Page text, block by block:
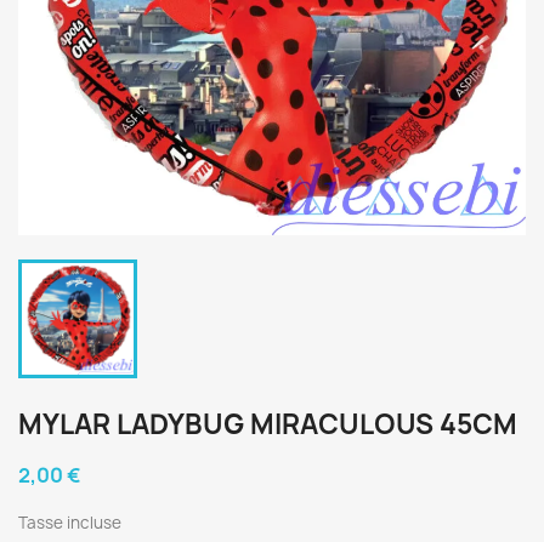
MYLAR LADYBUG MIRACULOUS 45CM
2,00 €
Tasse incluse